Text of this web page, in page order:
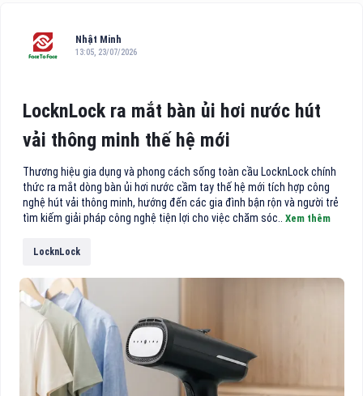
Nhật Minh
13:05, 23/07/2026
LocknLock ra mắt bàn ủi hơi nước hút
vải thông minh thế hệ mới
Thương hiệu gia dụng và phong cách sống toàn cầu LocknLock chính
thức ra mắt dòng bàn ủi hơi nước cầm tay thế hệ mới tích hợp công
nghệ hút vải thông minh, hướng đến các gia đình bận rộn và người trẻ
tìm kiếm giải pháp công nghệ tiện lợi cho việc chăm sóc.. Xem thêm
LocknLock